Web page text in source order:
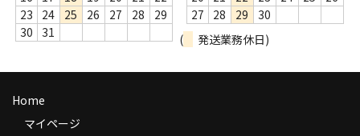
Help
送料
23
24 25 26 27 28
29
30
31
27
28 29
30
(
発送業務休日)
Home
マイページ